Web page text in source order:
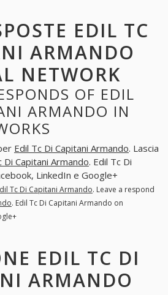
EDIL TC
ARMANDO
NETWORK
OF EDIL
ARMANDO IN
Edil Tc Di Capitani Armando. Lascia
Di Capitani Armando. Edil Tc Di
LinkedIn e Google+
Tc Di Capitani Armando. Leave a respond
. Edil Tc Di Capitani Armando on
EDIL TC DI
ARMANDO